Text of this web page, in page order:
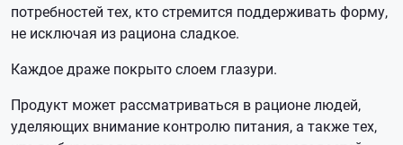
потребностей тех, кто стремится поддерживать форму,
не исключая из рациона сладкое.
Каждое драже покрыто слоем глазури.
Продукт может рассматриваться в рационе людей,
уделяющих внимание контролю питания, а также тех,